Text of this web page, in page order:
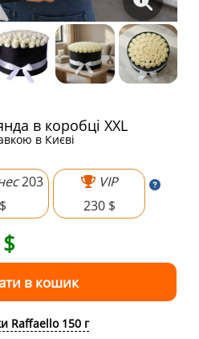
в коробці XXL
в Києві
203
$
VIP
230 $
$
Raffaello 150 г